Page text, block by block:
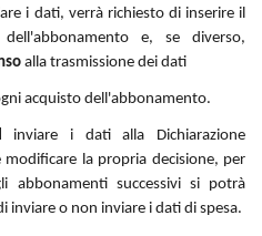
i dati, verrà richiesto di inserire il
e, se diverso,
alla trasmissione dei dati
acquisto dell'abbonamento.
inviare i dati alla Dichiarazione
la propria decisione, per
abbonamenti successivi si potrà
inviare o non inviare i dati di spesa.